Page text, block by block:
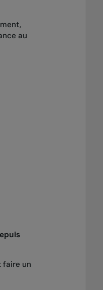
au
faire un